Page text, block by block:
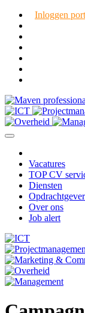
Inloggen
Vacatures
TOP CV
Diensten
Over ons
Job alert